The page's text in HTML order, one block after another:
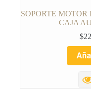
SOPORTE MOTOR
CAJA
$